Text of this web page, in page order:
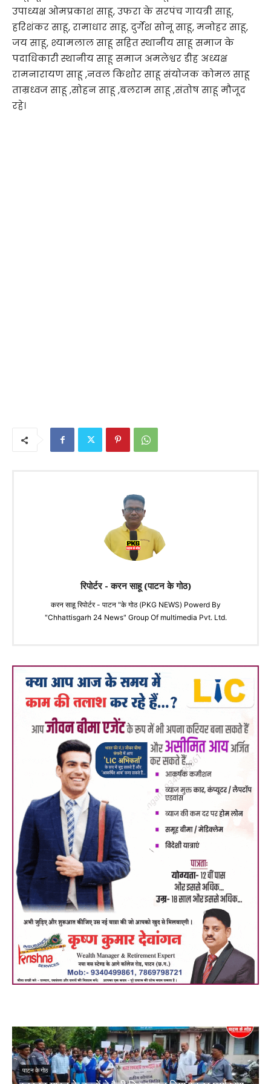
उपाध्यक्ष ओमप्रकाश साहू, उफरा के सरपंच गायत्री साहू,
हरिशंकर साहू, रामाधार साहू, दुर्गेश सोनू साहू, मनोहर साहू,
जय साहू, श्यामलाल साहू सहित स्थानीय साहू समाज के
पदाधिकारी स्थानीय साहू समाज अमलेश्वर डीह अध्यक्ष
रामनारायण साहू ,नवल किशोर साहू संयोजक कोमल साहू
ताम्रध्वज साहू ,सोहन साहू ,बलराम साहू ,संतोष साहू मौजूद
रहे।
रिपोर्टर - करन साहू (पाटन के गोठ)
करन साहू रिपोर्टर - पाटन "के गोठ (PKG NEWS) Powerd By
"Chhattisgarh 24 News" Group Of multimedia Pvt. Ltd.
पाटन के गोठ